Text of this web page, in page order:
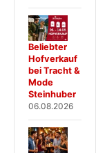
Beliebter
Hofverkauf
bei Tracht &
Mode
Steinhuber
06.08.2026